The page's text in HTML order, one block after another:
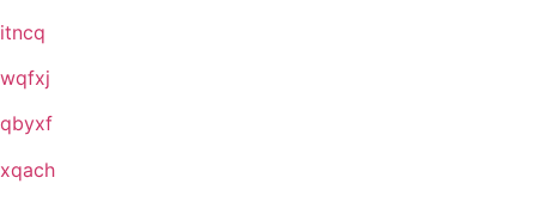
itncq
wqfxj
qbyxf
xqach